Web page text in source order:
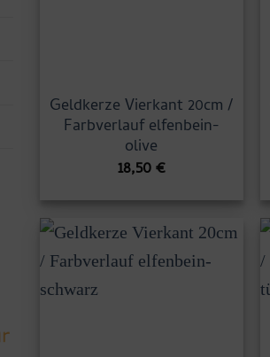
Geldkerze Vierkant 20cm /
Farbverlauf elfenbein-
olive
18,50€